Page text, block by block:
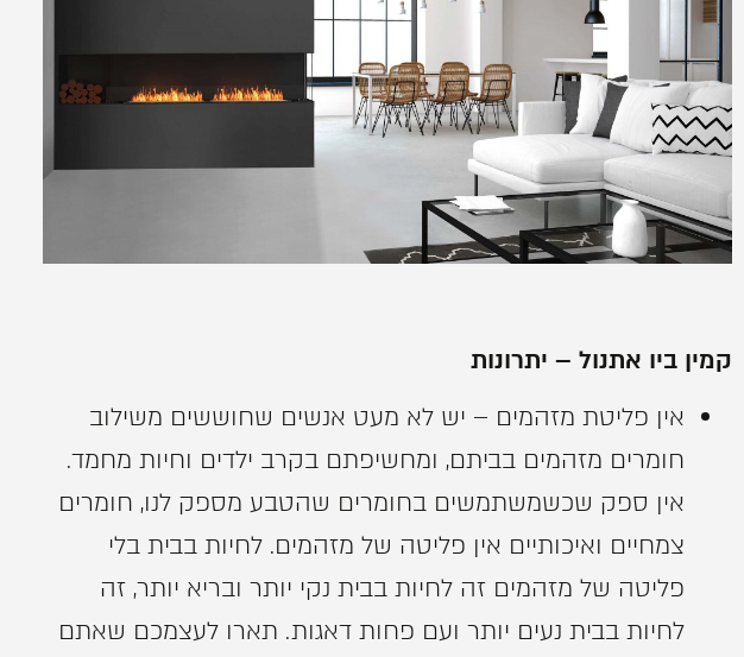
קמין ביו אתנול – יתרונות
אין פליטת מזהמים – יש לא מעט אנשים שחוששים משילוב
חומרים מזהמים בביתם, ומחשיפתם בקרב ילדים וחיות מחמד.
אין ספק שכשמשתמשים בחומרים שהטבע מספק לנו, חומרים
צמחיים ואיכותיים אין פליטה של מזהמים. לחיות בבית בלי
פליטה של מזהמים זה לחיות בבית נקי יותר ובריא יותר, זה
לחיות בבית נעים יותר ועם פחות דאגות. תארו לעצמכם שאתם